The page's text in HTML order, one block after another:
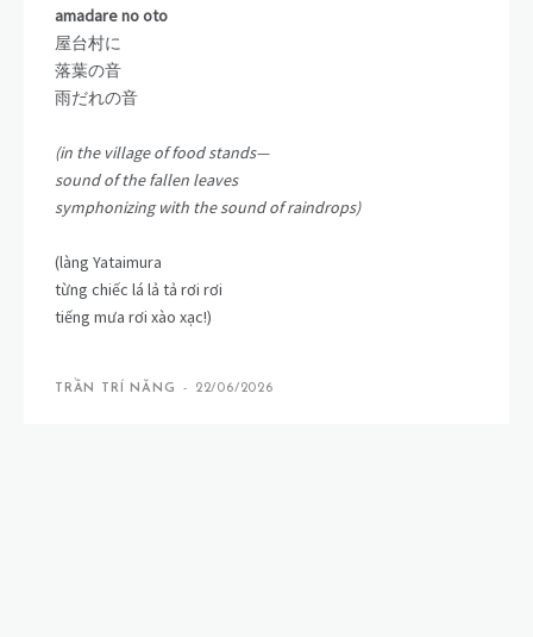
amadare no oto
屋台村に
落葉の音
雨だれの音
(in the village of food stands—
sound of the fallen leaves
symphonizing with the sound of raindrops)
(làng Yataimura
từng chiếc lá lả tả rơi rơi
tiếng mưa rơi xào xạc!)
TRẦN TRÍ NĂNG - 22/06/2026